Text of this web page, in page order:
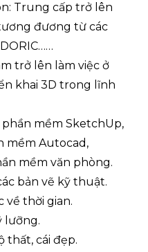
Trung cấp trở lên
đương từ các
trở lên làm việc ở
khai 3D trong lĩnh
mềm SketchUp,
mềm Autocad,
mềm văn phòng.
bản vẽ kỹ thuật.
về thời gian.
lưỡng.
thất, cái đẹp.